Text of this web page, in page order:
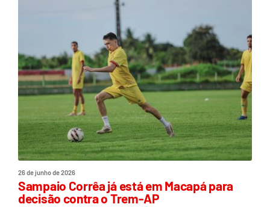
26 de junho de 2026
Sampaio Corrêa já está em Macapá para
decisão contra o Trem-AP